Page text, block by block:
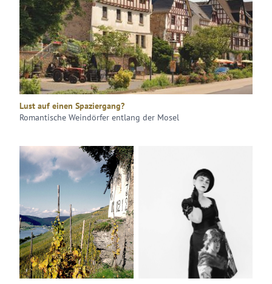
Lust auf einen Spaziergang?
Romantische Weindörfer entlang der Mosel